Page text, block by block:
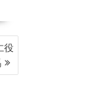
役